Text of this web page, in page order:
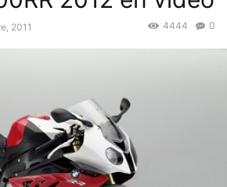
2011 0
4444